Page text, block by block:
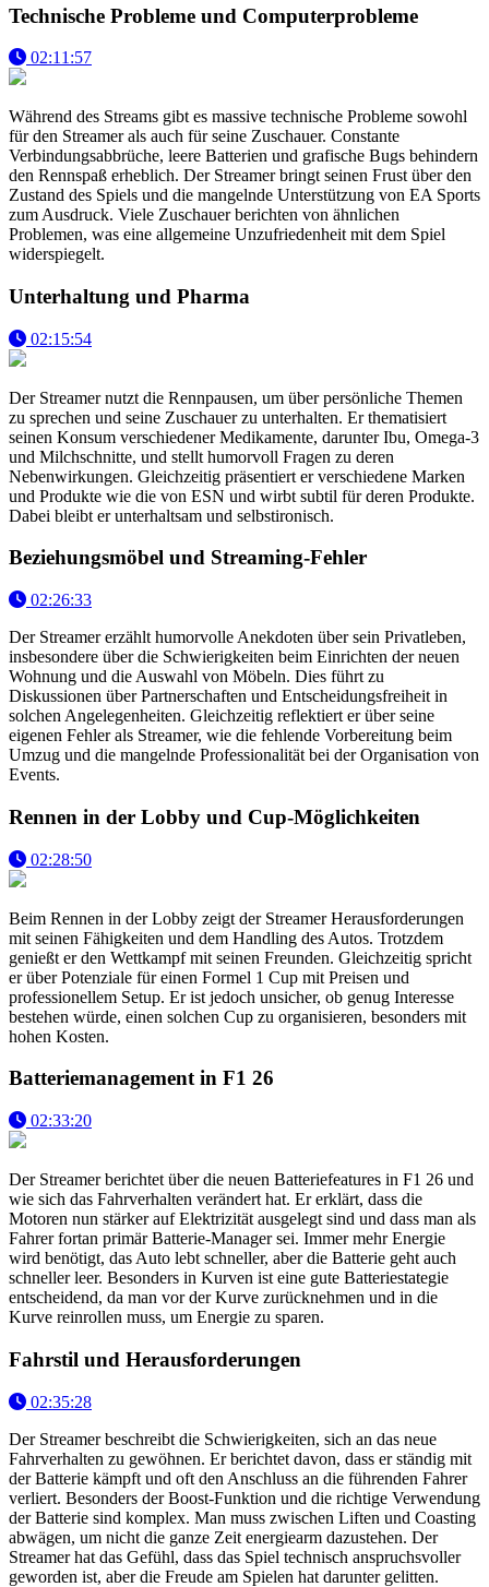
Technische Probleme und Computerprobleme
02:11:57
Während des Streams gibt es massive technische Probleme sowohl
für den Streamer als auch für seine Zuschauer. Constante
Verbindungsabbrüche, leere Batterien und grafische Bugs behindern
den Rennspaß erheblich. Der Streamer bringt seinen Frust über den
Zustand des Spiels und die mangelnde Unterstützung von EA Sports
zum Ausdruck. Viele Zuschauer berichten von ähnlichen
Problemen, was eine allgemeine Unzufriedenheit mit dem Spiel
widerspiegelt.
Unterhaltung und Pharma
02:15:54
Der Streamer nutzt die Rennpausen, um über persönliche Themen
zu sprechen und seine Zuschauer zu unterhalten. Er thematisiert
seinen Konsum verschiedener Medikamente, darunter Ibu, Omega-3
und Milchschnitte, und stellt humorvoll Fragen zu deren
Nebenwirkungen. Gleichzeitig präsentiert er verschiedene Marken
und Produkte wie die von ESN und wirbt subtil für deren Produkte.
Dabei bleibt er unterhaltsam und selbstironisch.
Beziehungsmöbel und Streaming-Fehler
02:26:33
Der Streamer erzählt humorvolle Anekdoten über sein Privatleben,
insbesondere über die Schwierigkeiten beim Einrichten der neuen
Wohnung und die Auswahl von Möbeln. Dies führt zu
Diskussionen über Partnerschaften und Entscheidungsfreiheit in
solchen Angelegenheiten. Gleichzeitig reflektiert er über seine
eigenen Fehler als Streamer, wie die fehlende Vorbereitung beim
Umzug und die mangelnde Professionalität bei der Organisation von
Events.
Rennen in der Lobby und Cup-Möglichkeiten
02:28:50
Beim Rennen in der Lobby zeigt der Streamer Herausforderungen
mit seinen Fähigkeiten und dem Handling des Autos. Trotzdem
genießt er den Wettkampf mit seinen Freunden. Gleichzeitig spricht
er über Potenziale für einen Formel 1 Cup mit Preisen und
professionellem Setup. Er ist jedoch unsicher, ob genug Interesse
bestehen würde, einen solchen Cup zu organisieren, besonders mit
hohen Kosten.
Batteriemanagement in F1 26
02:33:20
Der Streamer berichtet über die neuen Batteriefeatures in F1 26 und
wie sich das Fahrverhalten verändert hat. Er erklärt, dass die
Motoren nun stärker auf Elektrizität ausgelegt sind und dass man als
Fahrer fortan primär Batterie-Manager sei. Immer mehr Energie
wird benötigt, das Auto lebt schneller, aber die Batterie geht auch
schneller leer. Besonders in Kurven ist eine gute Batteriestategie
entscheidend, da man vor der Kurve zurücknehmen und in die
Kurve reinrollen muss, um Energie zu sparen.
Fahrstil und Herausforderungen
02:35:28
Der Streamer beschreibt die Schwierigkeiten, sich an das neue
Fahrverhalten zu gewöhnen. Er berichtet davon, dass er ständig mit
der Batterie kämpft und oft den Anschluss an die führenden Fahrer
verliert. Besonders der Boost-Funktion und die richtige Verwendung
der Batterie sind komplex. Man muss zwischen Liften und Coasting
abwägen, um nicht die ganze Zeit energiearm dazustehen. Der
Streamer hat das Gefühl, dass das Spiel technisch anspruchsvoller
geworden ist, aber die Freude am Spielen hat darunter gelitten.